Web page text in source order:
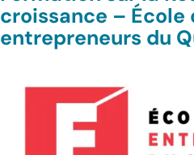
croissance – École
entrepreneurs du